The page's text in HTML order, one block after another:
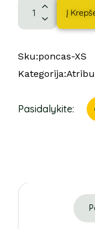
Į
Sku:poncas-XS
Kategorija:
Pasidalykite: